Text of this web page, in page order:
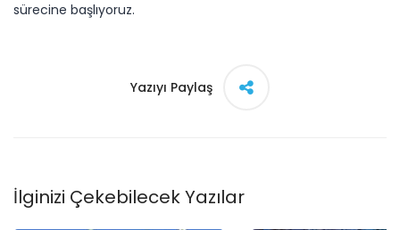
sürecine başlıyoruz.
Yazıyı Paylaş
İlginizi Çekebilecek Yazılar